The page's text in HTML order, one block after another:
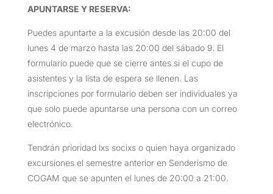
APUNTARSE Y RESERVA:
Puedes apuntarte a la excusión desde las 20:00 del
lunes 4 de marzo hasta las 20:00 del sábado 9. El
formulario puede que se cierre antes si el cupo de
asistentes y la lista de espera se llenen. Las
inscripciones por formulario deben ser individuales ya
que solo puede apuntarse una persona con un correo
electrónico.
Tendrán prioridad lxs socixs o quien haya organizado
excursiones el semestre anterior en Senderismo de
COGAM que se apunten el lunes de 20:00 a 21:00.